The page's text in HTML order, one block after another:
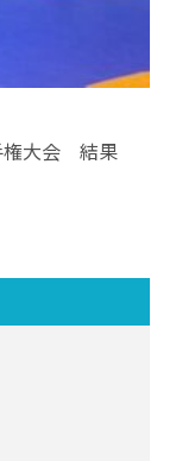
権大会 結果